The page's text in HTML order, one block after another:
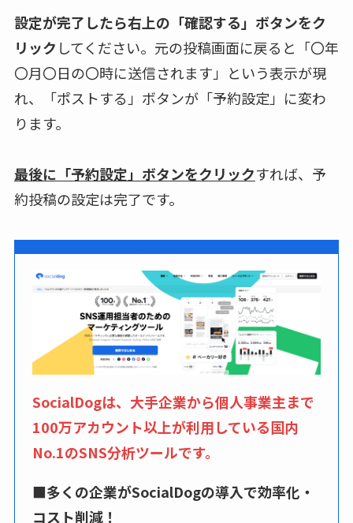
設定が完了したら右上の「確認する」ボタンをク
リック してください。元の投稿画面に戻ると「〇年
〇月〇日の〇時に送信されます」という表示が現
れ、「ポストする」ボタンが「予約設定」に変わ
ります。
最後に「予約設定」ボタンをクリックすれば、予
約投稿の設定は完了です。
SocialDogは、大手企業から個人事業主まで
100万アカウント以上が利用している国内
No.1のSNS分析ツールです。
■多くの企業がSocialDogの導入で効率化・
コスト削減！